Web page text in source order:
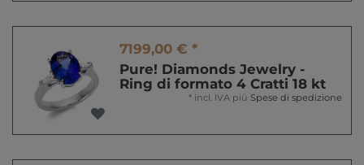
7199,00 € *
Pure! Diamonds Jewelry -
Ring di formato 4 Cratti 18 kt
* incl. IVA più Spese di spedizione